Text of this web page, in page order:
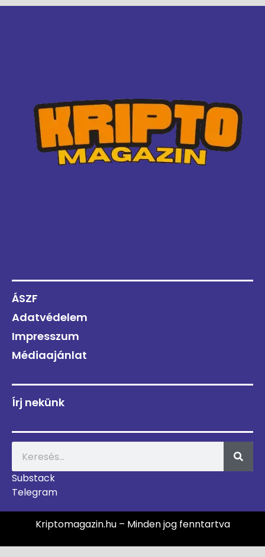
ÁSZF
Adatvédelem
Impresszum
Médiaajánlat
Írj nekünk
Substack
Telegram
Kriptomagazin.hu – Minden jog fenntartva